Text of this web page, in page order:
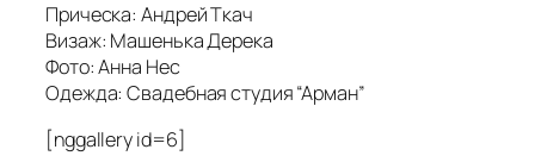
Прическа: Андрей Ткач
Визаж: Машенька Дерека
Фото: Анна Нес
Одежда: Свадебная студия “Арман”
[nggallery id=6]